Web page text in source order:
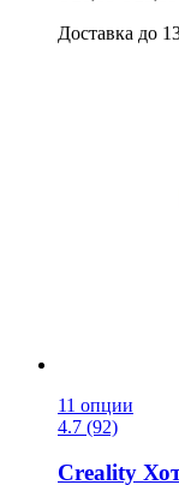
Доставка до
11 опции
4.7 (92)
Creality